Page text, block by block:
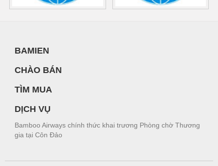
BAMIEN
CHÀO BÁN
TÌM MUA
DỊCH VỤ
Bamboo Airways chính thức khai trương Phòng chờ Thương
gia tại Côn Đảo